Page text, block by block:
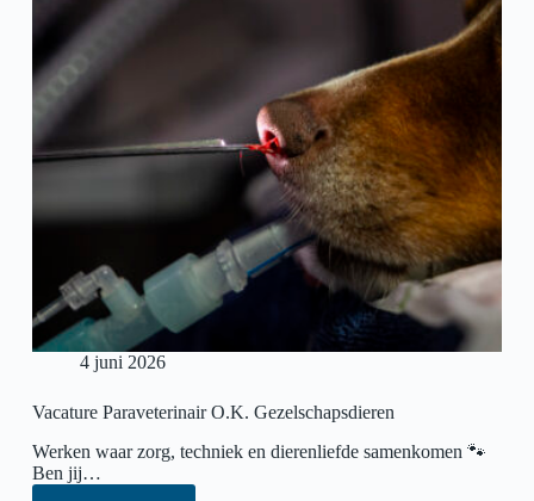
4 juni 2026
Vacature Paraveterinair O.K. Gezelschapsdieren
Werken waar zorg, techniek en dierenliefde samenkomen 🐾
Ben jij…